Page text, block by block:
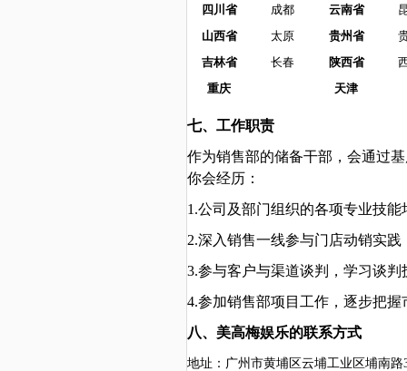
四川省
成都 云南省
山西省
太原 贵州省
吉林省
长春 陕西省
重庆
天津
七、工作职责
作为销售部的储备干部，会通过
你会经历：
1.公司及部门组织的各项专业技
2.深入销售一线参与门店动销实
3.参与客户与渠道谈判，学习谈判
4.参加销售部项目工作，逐步把
八、美高梅娱乐的联系方式
地址：广州市黄埔区云埔工业区埔南路